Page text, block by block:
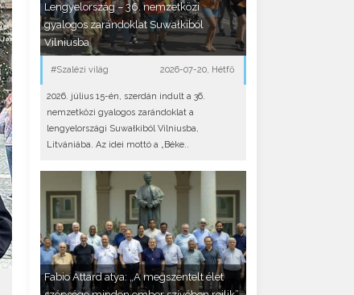
Lengyelország – 36. nemzetközi
gyalogos zarándoklat Suwałkiból
Vilniusba
#Szalézi világ 2026-07-20, Hétfő
2026. július 15-én, szerdán indult a 36.
nemzetközi gyalogos zarándoklat a
lengyelországi Suwałkiból Vilniusba,
Litvániába. Az idei mottó a „Béke..
Fabio Attard atya: „A megszentelt élet